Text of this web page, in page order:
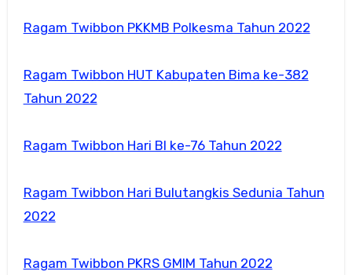
Ragam Twibbon PKKMB Polkesma Tahun 2022
Ragam Twibbon HUT Kabupaten Bima ke-382
Tahun 2022
Ragam Twibbon Hari BI ke-76 Tahun 2022
Ragam Twibbon Hari Bulutangkis Sedunia Tahun
2022
Ragam Twibbon PKRS GMIM Tahun 2022